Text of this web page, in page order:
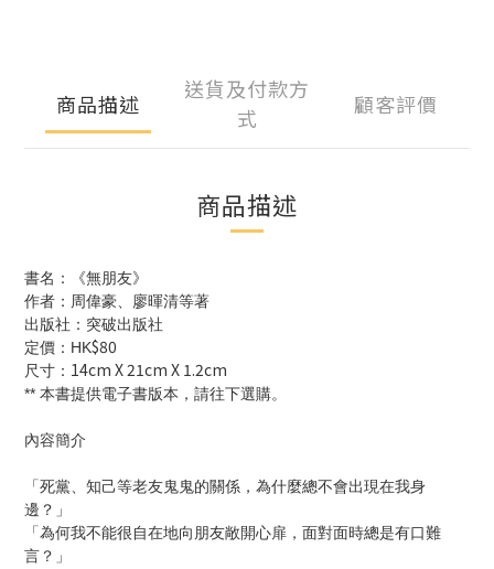
商品描述
送貨及付款方
式
顧客評價
商品描述
書名：《無朋友》
作者：周偉豪、廖暉清等著
出版社：突破出版社
定價：HK$80
尺寸： 14cm X 21cm X 1.2cm
** 本書提供電子書版本，請往下選購。
內容簡介
「死黨、知己等老友鬼鬼的關係，為什麼總不會出現在我身
邊？」
「為何我不能很自在地向朋友敞開心扉，面對面時總是有口難
言？」